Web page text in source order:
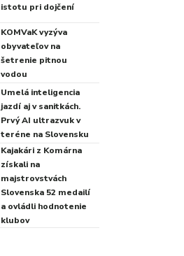
istotu pri dojčení
KOMVaK vyzýva
obyvateľov na
šetrenie pitnou
vodou
Umelá inteligencia
jazdí aj v sanitkách.
Prvý AI ultrazvuk v
teréne na Slovensku
Kajakári z Komárna
získali na
majstrovstvách
Slovenska 52 medailí
a ovládli hodnotenie
klubov